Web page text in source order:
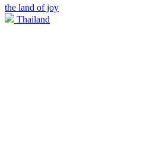
the land of joy
Thailand